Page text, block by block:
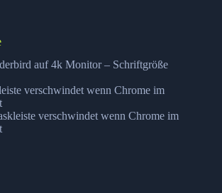
auf 4k Monitor – Schriftgröße
verschwindet wenn Chrome im
verschwindet wenn Chrome im